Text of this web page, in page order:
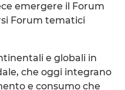
emergere il Forum
Forum tematici
e globali in
che oggi integrano
e consumo che